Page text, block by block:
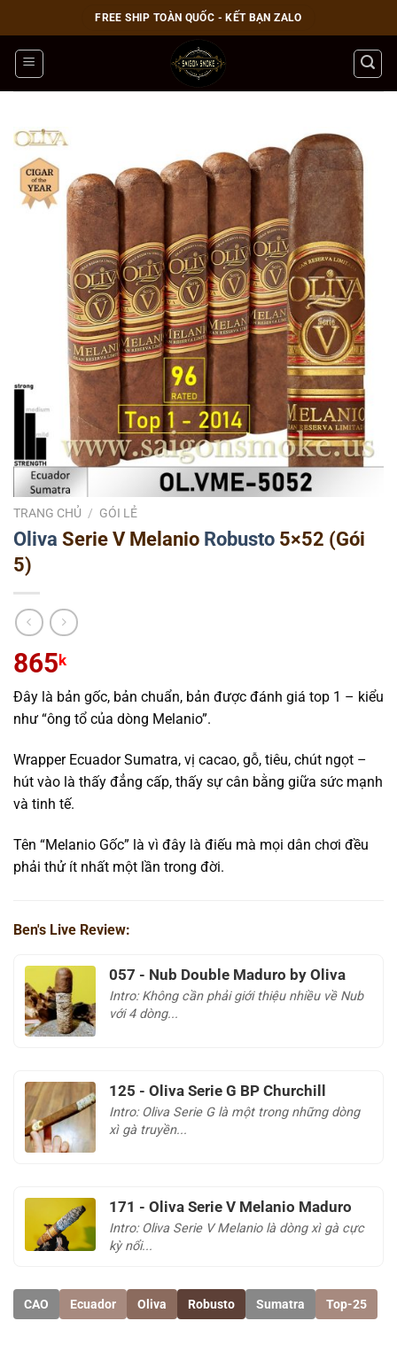
qua
nội
dung
FREE SHIP TOÀN QUỐC - KẾT BẠN ZALO
TRANG CHỦ / GÓI LẺ
Oliva Serie V Melanio Robusto 5×52 (Gói
5)
865 k
Đây là bản gốc, bản chuẩn, bản được đánh giá top 1 – kiểu
như “ông tổ của dòng Melanio”.
Wrapper Ecuador Sumatra, vị cacao, gỗ, tiêu, chút ngọt –
hút vào là thấy đẳng cấp, thấy sự cân bằng giữa sức mạnh
và tinh tế.
Tên “Melanio Gốc” là vì đây là điếu mà mọi dân chơi đều
phải thử ít nhất một lần trong đời.
Ben's Live Review:
057 - Nub Double Maduro by Oliva
Intro: Không cần phải giới thiệu nhiều về Nub
với 4 dòng...
125 - Oliva Serie G BP Churchill
Intro: Oliva Serie G là một trong những dòng
xì gà truyền...
171 - Oliva Serie V Melanio Maduro
Intro: Oliva Serie V Melanio là dòng xì gà cực
kỳ nổi...
CAO Ecuador Oliva Robusto Sumatra Top-25